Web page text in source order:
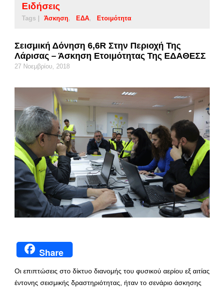
Ειδήσεις
Tags | Άσκηση ΕΔΑ Ετοιμότητα
Σεισμική Δόνηση 6,6R Στην Περιοχή Της
Λάρισας – Άσκηση Ετοιμότητας Της ΕΔΑΘΕΣΣ
27 Νοεμβρίου, 2018
Share
Οι επιπτώσεις στο δίκτυο διανομής του φυσικού αερίου εξ αιτίας
έντονης σεισμικής δραστηριότητας, ήταν το σενάριο άσκησης